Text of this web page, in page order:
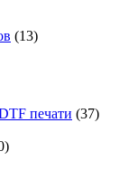
(13)
печати (37)